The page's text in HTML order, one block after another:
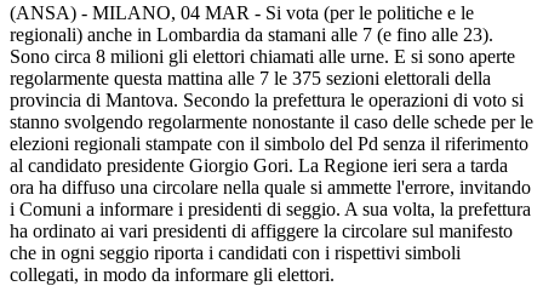
(ANSA) - MILANO, 04 MAR - Si vota (per le politiche e le
regionali) anche in Lombardia da stamani alle 7 (e fino alle 23).
Sono circa 8 milioni gli elettori chiamati alle urne. E si sono aperte
regolarmente questa mattina alle 7 le 375 sezioni elettorali della
provincia di Mantova. Secondo la prefettura le operazioni di voto si
stanno svolgendo regolarmente nonostante il caso delle schede per le
elezioni regionali stampate con il simbolo del Pd senza il riferimento
al candidato presidente Giorgio Gori. La Regione ieri sera a tarda
ora ha diffuso una circolare nella quale si ammette l'errore, invitando
i Comuni a informare i presidenti di seggio. A sua volta, la prefettura
ha ordinato ai vari presidenti di affiggere la circolare sul manifesto
che in ogni seggio riporta i candidati con i rispettivi simboli
collegati, in modo da informare gli elettori.